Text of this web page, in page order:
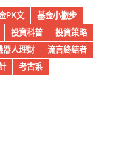
PK文
基金小撇步
投資科普
投資策略
器人理財
流言終結者
考古系